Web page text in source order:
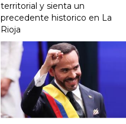
territorial y sienta un
precedente historico en La
Rioja